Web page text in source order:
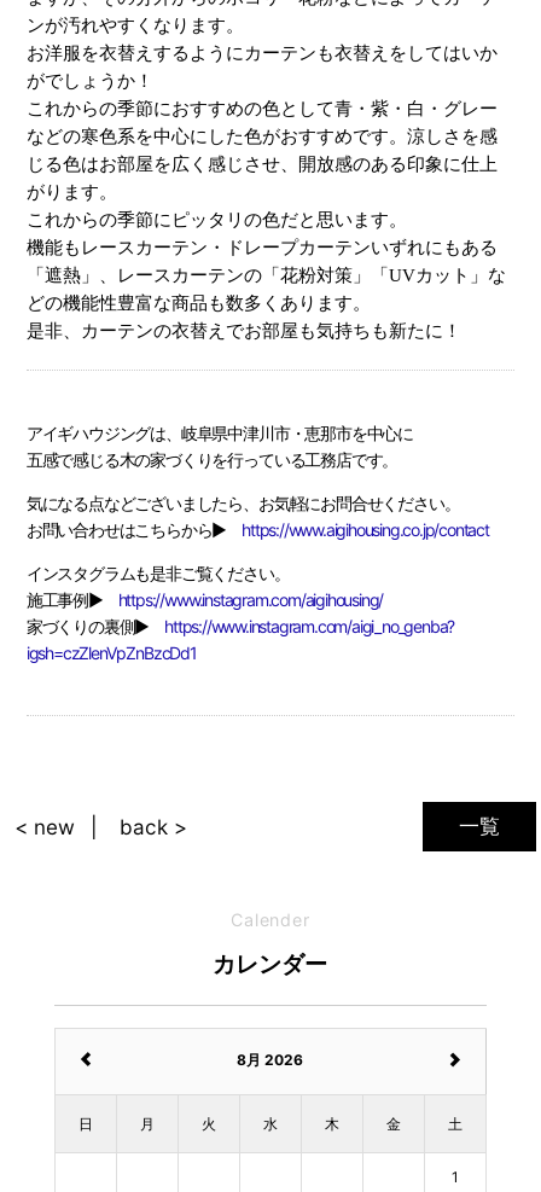
ンが汚れやすくなります。
お洋服を衣替えするようにカーテンも衣替えをしてはいか
がでしょうか！
これからの季節におすすめの色として青・紫・白・グレー
などの寒色系を中心にした色がおすすめです。涼しさを感
じる色はお部屋を広く感じさせ、開放感のある印象に仕上
がります。
これからの季節にピッタリの色だと思います。
機能もレースカーテン・ドレープカーテンいずれにもある
「遮熱」、レースカーテンの「花粉対策」「UVカット」な
どの機能性豊富な商品も数多くあります。
是非、カーテンの衣替えでお部屋も気持ちも新たに！
アイギハウジングは、岐阜県中津川市・恵那市を中心に
五感で感じる木の家づくりを行っている工務店です。
気になる点などございましたら、お気軽にお問合せください。
お問い合わせはこちらから▶ https://www.aigihousing.co.jp/contact
インスタグラムも是非ご覧ください。
施工事例▶ https://www.instagram.com/aigihousing/
家づくりの裏側▶ https://www.instagram.com/aigi_no_genba?
igsh=czZlenVpZnBzcDd1
一覧
< new back >
Calender
カレンダー
8月 2026
日 月 火 水 木 金 土
1